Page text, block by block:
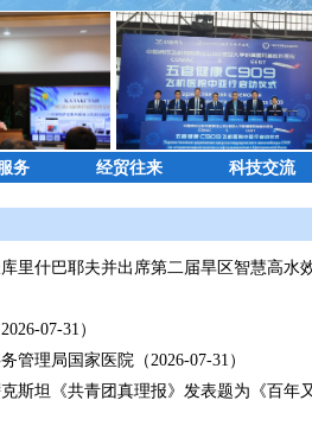
务 经贸往来 科技交流
里什巴耶夫并出席第二届旱区智慧高水
07-31）
管理局国家医院（2026-07-31）
斯坦《共青团真理报》发表题为《百年